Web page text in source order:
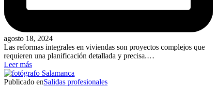
agosto 18, 2024
Las reformas integrales en viviendas son proyectos complejos que
requieren una planificación detallada y precisa.…
Leer más
Publicado enSalidas profesionales